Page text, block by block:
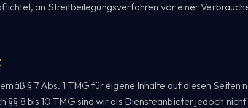
an Streitbeilegungsverfahren vor einer
§ 7 Abs. 1 TMG für eigene Inhalte auf diesen Seiten
§§ 8 bis 10 TMG sind wir als Diensteanbieter jedoch